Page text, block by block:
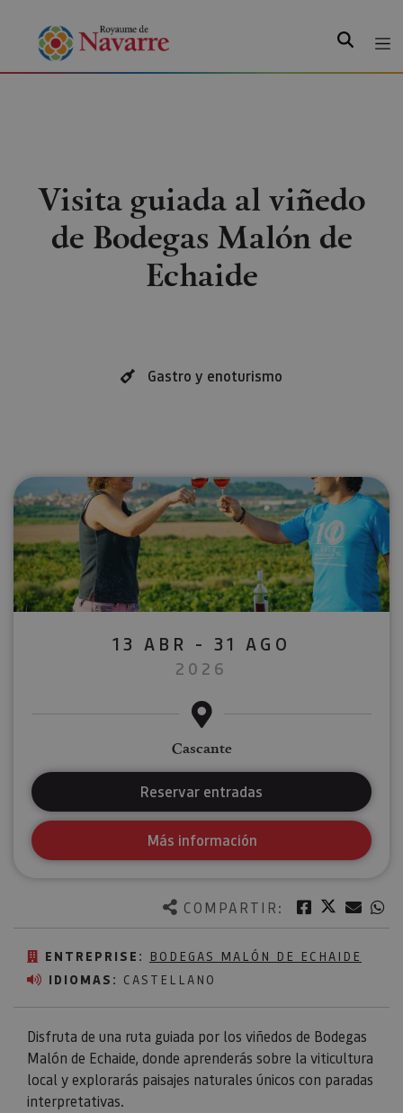
Visita guiada al viñedo
de Bodegas Malón de
Echaide
Gastro y enoturismo
COMPARTIR: Facebook
Twitter
ENTREPRISE: BODEGAS MALÓN DE ECHAIDE
IDIOMAS: CASTELLANO
Disfruta de una ruta guiada por los viñedos de Bodegas
Malón de Echaide, donde aprenderás sobre la viticultura
local y explorarás paisajes naturales únicos con paradas
interpretativas.
13 ABR - 31 AGO
2026
Cascante
Reservar entradas
Más información